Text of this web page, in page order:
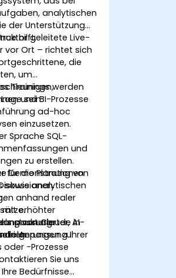
analytischen
der Unterstützung
hilft.geleitete Live-
vor Ort – richtet sich
die
um
und BI-Prozesse
Trainings werden
sein:
ad-hoc
einzusetzen.
Sprache SQL-
und
zu erstellen.
für die Planung von
sowie analytischen
erhöhter
strukturierter, AI-
zu
Demonstrationen
anhand realer
von Claude in
Anpassung Ihrer
oder -Prozesse
Sie uns
Bedürfnisse